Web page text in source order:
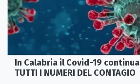
In Calabria il Covid-19
TUTTI I NUMERI DEL CONTAGIO